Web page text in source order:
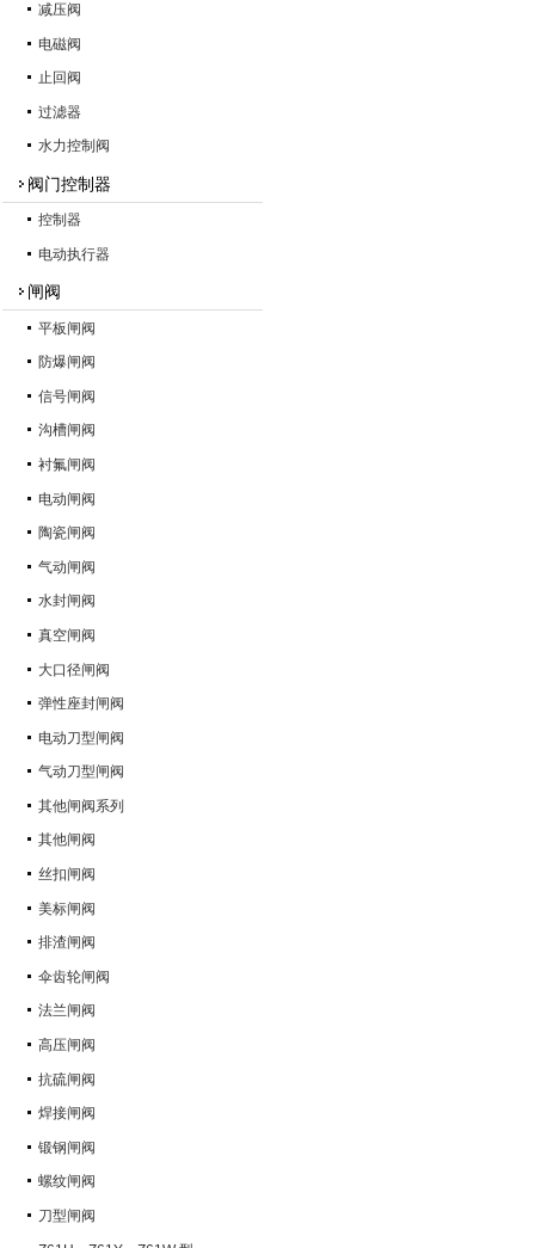
减压阀
电磁阀
止回阀
过滤器
水力控制阀
阀门控制器
控制器
电动执行器
闸阀
平板闸阀
防爆闸阀
信号闸阀
沟槽闸阀
衬氟闸阀
电动闸阀
陶瓷闸阀
气动闸阀
水封闸阀
真空闸阀
大口径闸阀
弹性座封闸阀
电动刀型闸阀
气动刀型闸阀
其他闸阀系列
其他闸阀
丝扣闸阀
美标闸阀
排渣闸阀
伞齿轮闸阀
法兰闸阀
高压闸阀
抗硫闸阀
焊接闸阀
锻钢闸阀
螺纹闸阀
刀型闸阀